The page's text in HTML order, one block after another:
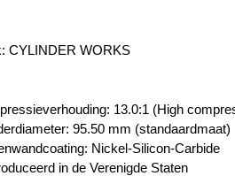
CYLINDER WORKS
13.0:1 (High
95.50 mm (standaardmaat)
Nickel-Silicon-Carbide
in de Verenigde Staten